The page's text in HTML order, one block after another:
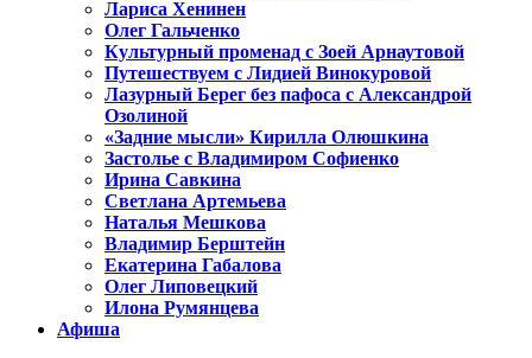
Лариса Хенинен
Олег Гальченко
Культурный променад с Зоей Арнаутовой
Путешествуем с Лидией Винокуровой
Лазурный Берег без пафоса с Александрой
Озолиной
«Задние мысли» Кирилла Олюшкина
Застолье с Владимиром Софиенко
Ирина Савкина
Светлана Артемьева
Наталья Мешкова
Владимир Берштейн
Екатерина Габалова
Олег Липовецкий
Илона Румянцева
Афиша